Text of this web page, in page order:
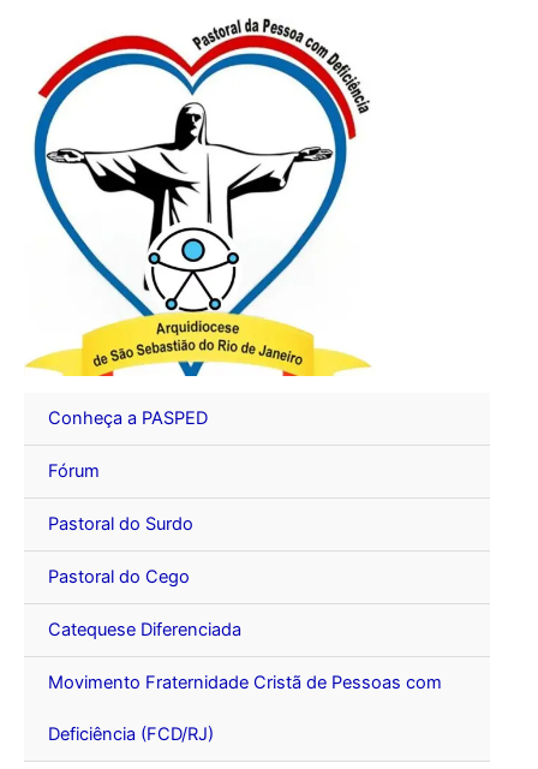
conteúdo
Conheça a PASPED
Fórum
Pastoral do Surdo
Pastoral do Cego
Catequese Diferenciada
Movimento Fraternidade Cristã de Pessoas com
Deficiência (FCD/RJ)